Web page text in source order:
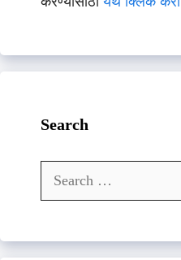
Search
Search
for: